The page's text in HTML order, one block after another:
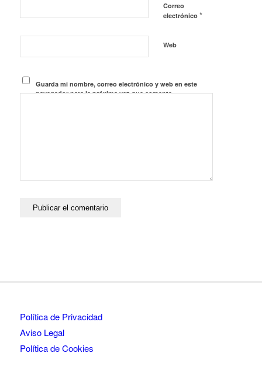
Correo
electrónico *
Web
Guarda mi nombre, correo electrónico y web en este
navegador para la próxima vez que comente.
Política de Privacidad
Aviso Legal
Política de Cookies